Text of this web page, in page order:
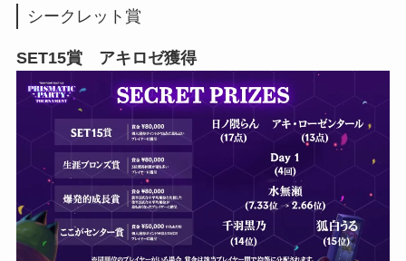
シークレット賞
SET15賞 アキロゼ獲得